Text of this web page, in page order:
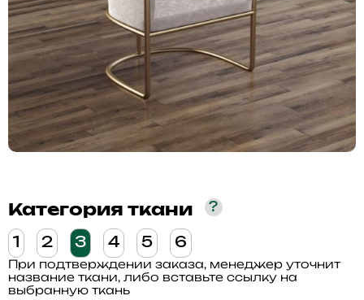
Категория ткани ?
1 2 3 4 5 6
При подтверждении заказа, менеджер уточнит
название ткани, либо вставьте ссылку на
выбранную ткань